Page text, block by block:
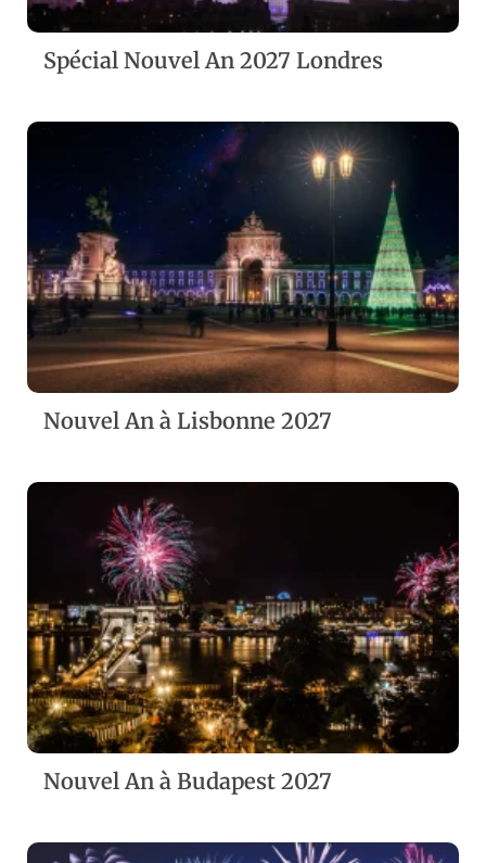
Spécial Nouvel An 2027 Londres
VIEW
Nouvel An à Lisbonne 2027
ZOOM VIEW
Nouvel An à Budapest 2027